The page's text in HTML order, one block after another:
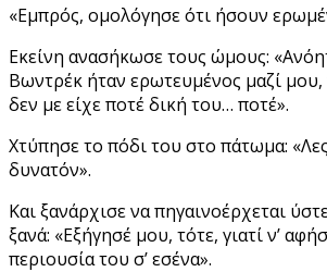
«Εμπρός, ομολόγησε ότι ήσουν
Εκείνη ανασήκωσε τους ώμους:
Βωντρέκ ήταν ερωτευμένος μαζί
δεν με είχε ποτέ δική του… ποτέ».
Χτύπησε το πόδι του στο πάτωμα:
δυνατόν».
Και ξανάρχισε να πηγαινοέρχεται
ξανά: «Εξήγησέ μου, τότε, γιατί ν’
περιουσία του σ’ εσένα».